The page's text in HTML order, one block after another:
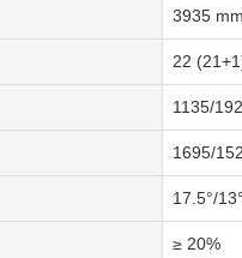
3935 mm
22
1135/
1695/
17.5°/13°
≥ 20%